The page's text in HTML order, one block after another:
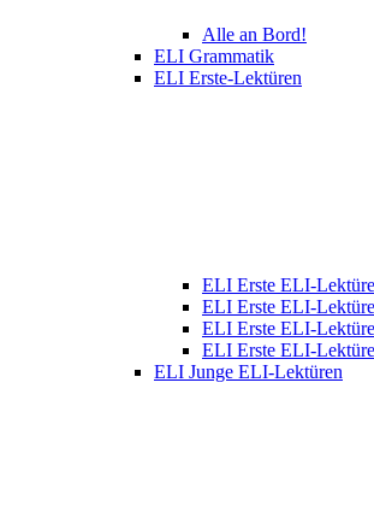
Alle an Bord!
ELI Grammatik
ELI Erste-Lektüren
ELI Erste ELI-
ELI Erste ELI-
ELI Erste ELI-
ELI Erste ELI-
ELI Junge ELI-Lektüren